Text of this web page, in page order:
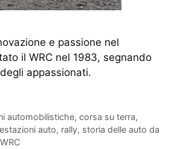
e passione nel
il WRC nel 1983, segnando
appassionati.
automobilistiche, corsa su terra,
auto, rally, storia delle auto da
WRC